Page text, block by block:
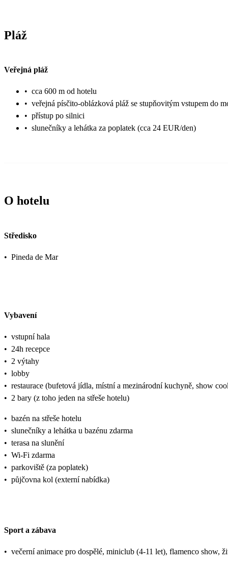
Pláž
Veřejná pláž
• cca 600 m od hotelu
• veřejná písčito-oblázková pláž se stupňovitým vstupem do
• přístup po silnici
• slunečníky a lehátka za poplatek (cca 24 EUR/den)
O hotelu
Středisko
• Pineda de Mar
Vybavení
• vstupní hala
• 24h recepce
• 2 výtahy
• lobby
• restaurace (bufetová jídla, místní a mezinárodní kuchyně, show
• 2 bary (z toho jeden na střeše hotelu)
• bazén na střeše hotelu
• slunečníky a lehátka u bazénu zdarma
• terasa na slunění
• Wi-Fi zdarma
• parkoviště (za poplatek)
• půjčovna kol (externí nabídka)
Sport a zábava
• večerní animace pro dospělé, miniclub (4-11 let), flamenco show,